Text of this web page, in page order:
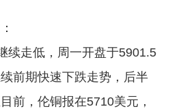
走低，周一开盘于5901.5
前期快速下跌走势，后半
前，伦铜报在5710美元，